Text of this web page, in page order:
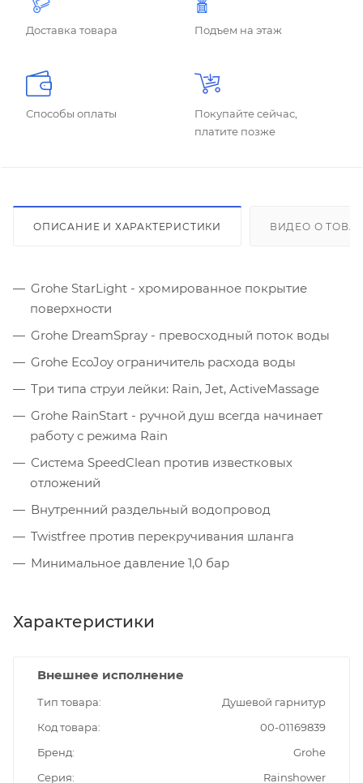
Доставка товара Подъем на этаж
Способы оплаты
Покупайте сейчас,
платите позже
ОПИСАНИЕ И ХАРАКТЕРИСТИКИ ВИДЕО О
Grohe StarLight - хромированное покрытие
поверхности
Grohe DreamSpray - превосходный поток воды
Grohe EcoJoy ограничитель расхода воды
Три типа струи лейки: Rain, Jet, ActiveMassage
Grohe RainStart - ручной душ всегда начинает
работу с режима Rain
Система SpeedClean против известковых
отложений
Внутренний раздельный водопровод
Twistfree против перекручивания шланга
Минимальное давление 1,0 бар
Характеристики
Внешнее исполнение
Тип товара
Душевой гарнитур
Код товара
00-01169839
Бренд
Grohe
Серия
Rainshower